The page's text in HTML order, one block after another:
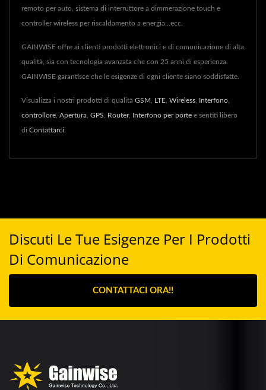
remoto per auto, sistema di interruttore a dimmerazione touch e
controller wireless per riscaldamento a energia...ecc.
GAINWISE offre ai clienti prodotti elettronici e di comunicazione di alta
qualità, sia con tecnologia avanzata che con 25 anni di esperienza.
GAINWISE garantisce che le esigenze di ogni cliente siano soddisfatte.
Visualizza i nostri prodotti di qualità GSM LTE Wireless Interfono
controllore Apertura GPS Router, Interfono per porte e sentiti libero
di Contattarci
Discuti Le Tue Esigenze Per I Prodotti
Di Comunicazione
CONTATTACI ORA!!